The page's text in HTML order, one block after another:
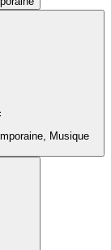
Musique